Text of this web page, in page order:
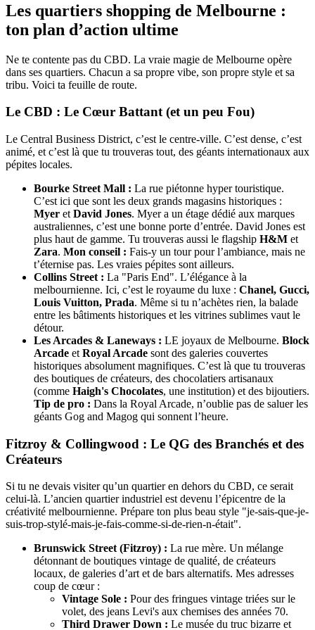
Les quartiers shopping de Melbourne :
ton plan d’action ultime
Ne te contente pas du CBD. La vraie magie de Melbourne opère
dans ses quartiers. Chacun a sa propre vibe, son propre style et sa
tribu. Voici ta feuille de route.
Le CBD : Le Cœur Battant (et un peu Fou)
Le Central Business District, c’est le centre-ville. C’est dense, c’est
animé, et c’est là que tu trouveras tout, des géants internationaux aux
pépites locales.
Bourke Street Mall : La rue piétonne hyper touristique.
C’est ici que sont les deux grands magasins historiques :
Myer et David Jones. Myer a un étage dédié aux marques
australiennes, c’est une bonne porte d’entrée. David Jones est
plus haut de gamme. Tu trouveras aussi le flagship H&M et
Zara. Mon conseil : Fais-y un tour pour l’ambiance, mais ne
t’éternise pas. Les vraies pépites sont ailleurs.
Collins Street : La "Paris End". L’élégance à la
melbournienne. Ici, c’est le royaume du luxe : Chanel, Gucci,
Louis Vuitton, Prada. Même si tu n’achètes rien, la balade
entre les bâtiments historiques et les vitrines sublimes vaut le
détour.
Les Arcades & Laneways : LE joyaux de Melbourne. Block
Arcade et Royal Arcade sont des galeries couvertes
historiques absolument magnifiques. C’est là que tu trouveras
des boutiques de créateurs, des chocolatiers artisanaux
(comme Haigh's Chocolates, une institution) et des bijoutiers.
Tip de pro : Dans la Royal Arcade, n’oublie pas de saluer les
géants Gog and Magog qui sonnent l’heure.
Fitzroy & Collingwood : Le QG des Branchés et des
Créateurs
Si tu ne devais visiter qu’un quartier en dehors du CBD, ce serait
celui-là. L’ancien quartier industriel est devenu l’épicentre de la
créativité melbournienne. Prépare ton plus beau style "je-sais-que-je-
suis-trop-stylé-mais-je-fais-comme-si-de-rien-n-était".
Brunswick Street (Fitzroy) : La rue mère. Un mélange
détonnant de boutiques vintage de qualité, de créateurs
locaux, de galeries d’art et de bars alternatifs. Mes adresses
coup de cœur :
Vintage Sole : Pour des fringues vintage triées sur le
volet, des jeans Levi's aux chemises des années 70.
Third Drawer Down : Le musée du truc bizarre et